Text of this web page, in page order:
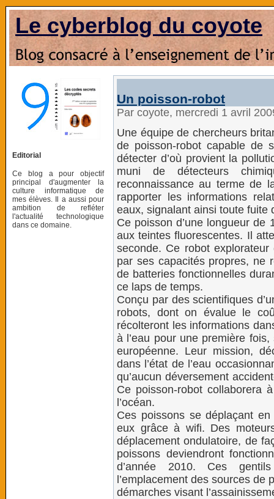
Le cyberblog du coyote
Editorial
Ce blog a pour objectif
principal d'augmenter la
culture informatique de
mes élèves. Il a aussi pour
ambition de refléter
l'actualité technologique
dans ce domaine.
Un poisson-robot
Par coyote, mercredi 1 avril
Une équipe de chercheurs
de poisson-robot capable de
détecter d’où provient la
muni de détecteurs
reconnaissance au terme de
rapporter les informations
eaux, signalant ainsi toute fuite
Ce poisson d’une longueur de
aux teintes fluorescentes. Il
seconde. Ce robot
par ses capacités propres, ne
de batteries fonctionnelles
ce laps de temps.
Conçu par des scientifiques
robots, dont on évalue le
récolteront les informations
à l’eau pour une première
européenne. Leur mission,
dans l’état de l’eau
qu’aucun déversement
Ce poisson-robot collaborera
l’océan.
Ces poissons se déplaçant
eux grâce à wifi. Des
déplacement ondulatoire, de
poissons deviendront
d’année 2010. Ces
l’emplacement des sources de
démarches visant